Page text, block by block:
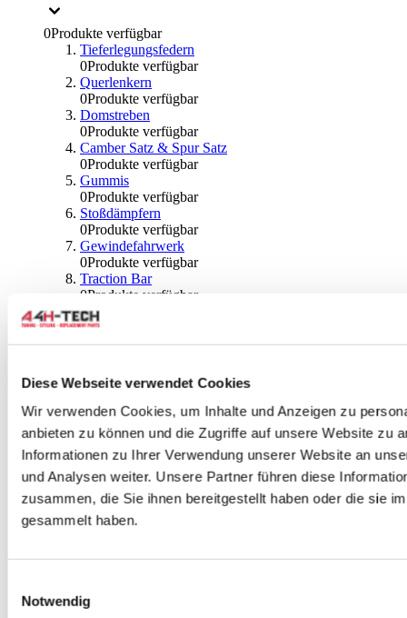
Diese Webseite verwendet Cookies
Wir verwenden Cookies, um Inhalte und Anzeigen zu
anbieten zu können und die Zugriffe auf unsere Website zu
Informationen zu Ihrer Verwendung unserer Website an
und Analysen weiter. Unsere Partner führen diese
zusammen, die Sie ihnen bereitgestellt haben oder die sie
gesammelt haben.
Notwendig
0Produkte verfügbar
Tieferlegungsfedern
0Produkte verfügbar
Querlenkern
0Produkte verfügbar
Domstreben
0Produkte verfügbar
Camber Satz & Spur Satz
0Produkte verfügbar
Gummis
0Produkte verfügbar
Stoßdämpfern
0Produkte verfügbar
Gewindefahrwerk
0Produkte verfügbar
Traction Bar
0Produkte verfügbar
Stabilisator & Zubehör
0Produkte verfügbar
Kugeln & Abdeckungen
Radlagern & Naben
0Produkte verfügbar
Räder und Zubehör
0Produkte verfügbar
Spurverbreiterungen
0Produkte verfügbar
Radmuttern
0Produkte verfügbar